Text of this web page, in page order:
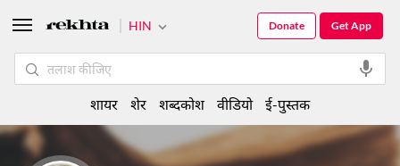
HIN Get App
Donate
शायर शेर शब्दकोश वीडियो ई-पुस्तक